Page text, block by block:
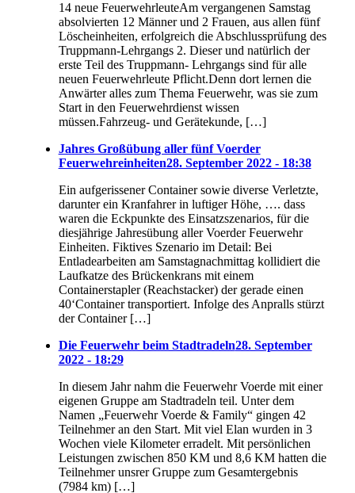
14 neue FeuerwehrleuteAm vergangenen Samstag
absolvierten 12 Männer und 2 Frauen, aus allen fünf
Löscheinheiten, erfolgreich die Abschlussprüfung des
Truppmann-Lehrgangs 2. Dieser und natürlich der
erste Teil des Truppmann- Lehrgangs sind für alle
neuen Feuerwehrleute Pflicht.Denn dort lernen die
Anwärter alles zum Thema Feuerwehr, was sie zum
Start in den Feuerwehrdienst wissen
müssen.Fahrzeug- und Gerätekunde, […]
Jahres Großübung aller fünf Voerder
Feuerwehreinheiten28. September 2022 - 18:38
Ein aufgerissener Container sowie diverse Verletzte,
darunter ein Kranfahrer in luftiger Höhe, …. dass
waren die Eckpunkte des Einsatzszenarios, für die
diesjährige Jahresübung aller Voerder Feuerwehr
Einheiten. Fiktives Szenario im Detail: Bei
Entladearbeiten am Samstagnachmittag kollidiert die
Laufkatze des Brückenkrans mit einem
Containerstapler (Reachstacker) der gerade einen
40‘Container transportiert. Infolge des Anpralls stürzt
der Container […]
Die Feuerwehr beim Stadtradeln28. September
2022 - 18:29
In diesem Jahr nahm die Feuerwehr Voerde mit einer
eigenen Gruppe am Stadtradeln teil. Unter dem
Namen „Feuerwehr Voerde & Family“ gingen 42
Teilnehmer an den Start. Mit viel Elan wurden in 3
Wochen viele Kilometer erradelt. Mit persönlichen
Leistungen zwischen 850 KM und 8,6 KM hatten die
Teilnehmer unsrer Gruppe zum Gesamtergebnis
(7984 km) […]